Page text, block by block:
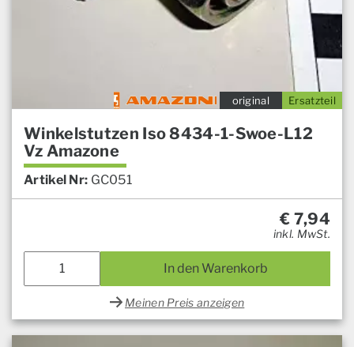
Ersatzteil
original
Winkelstutzen Iso 8434-1-Swoe-L12
Vz Amazone
Artikel Nr: GC051
€ 7,94
inkl. MwSt.
In den Warenkorb
Meinen Preis anzeigen